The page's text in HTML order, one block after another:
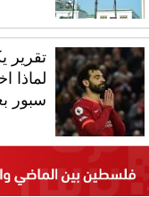
تقرير
لماذا
سبور